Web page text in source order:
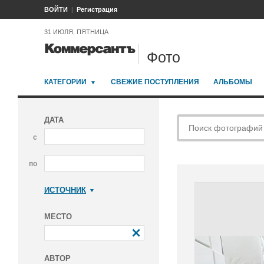
ВОЙТИ Регистрация
31 ИЮЛЯ, ПЯТНИЦА
Фото
КАТЕГОРИИ СВЕЖИЕ ПОСТУПЛЕНИЯ АЛЬБОМЫ
ДАТА
с
по
ИСТОЧНИК
МЕСТО
АВТОР